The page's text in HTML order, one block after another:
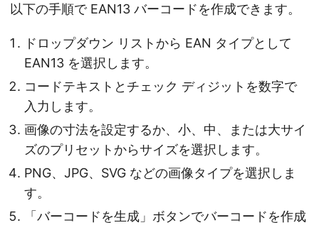
以下の手順で EAN13 バーコードを作成できます。
ドロップダウン リストから EAN タイプとして
EAN13 を選択します。
コードテキストとチェック ディジットを数字で
入力します。
画像の寸法を設定するか、小、中、または大サイ
ズのプリセットからサイズを選択します。
PNG、JPG、SVG などの画像タイプを選択しま
す。
「バーコードを生成」ボタンでバーコードを作成